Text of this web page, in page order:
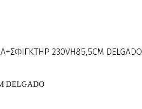
230VΗ85,5CM DELGADO
DELGADO